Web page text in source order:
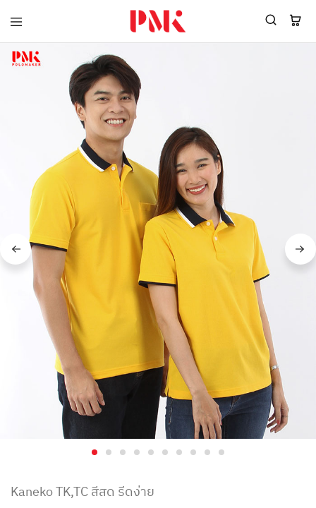
PMK
Polomaker
ผู้
ผลิต
สินค้า
สร้าง
แบรนด์
เสื้อ
โปโล
ยูนิฟอร์ม
พร้อม
โลโก้
ผู้
ผลิต
เสื้อ
โปโล
ยูนิฟอร์ม
บริษัท
มาตรฐาน
ISO9001
และ
อุตสาหกรรม
สี
เขียว
Kaneko TK,TC สีสด รีดง่าย